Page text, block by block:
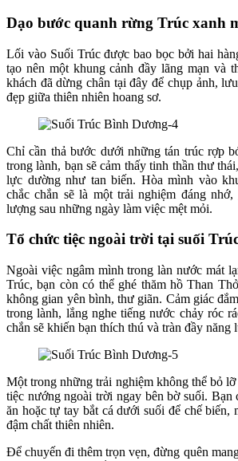
Dạo bước quanh rừng Trúc xanh
Lối vào Suối Trúc được bao bọc bởi hai
tạo nên một khung cảnh đầy lãng mạn và
khách đã dừng chân tại đây để chụp ảnh,
đẹp giữa thiên nhiên hoang sơ.
Chỉ cần thả bước dưới những tán trúc rợp
trong lành, bạn sẽ cảm thấy tinh thần thư
lực dường như tan biến. Hòa mình vào
chắc chắn sẽ là một trải nghiệm đáng
lượng sau những ngày làm việc mệt mỏi.
Tổ chức tiệc ngoài trời tại suối
Ngoài việc ngâm mình trong làn nước mát
Trúc, bạn còn có thể ghé thăm hồ Than
không gian yên bình, thư giãn. Cảm giác
trong lành, lắng nghe tiếng nước chảy róc
chắn sẽ khiến bạn thích thú và tràn đầy năng
Một trong những trải nghiệm không thể bỏ
tiệc nướng ngoài trời ngay bên bờ suối. Bạn
ăn hoặc tự tay bắt cá dưới suối để chế biến,
đậm chất thiên nhiên.
Để chuyến đi thêm trọn vẹn, đừng quên